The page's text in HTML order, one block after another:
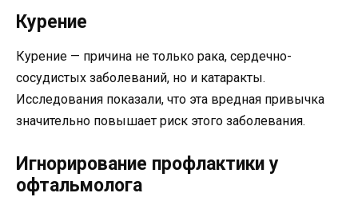
Курение
Курение — причина не только рака, сердечно-
сосудистых заболеваний, но и катаракты.
Исследования показали, что эта вредная привычка
значительно повышает риск этого заболевания.
Игнорирование профлактики у
офтальмолога